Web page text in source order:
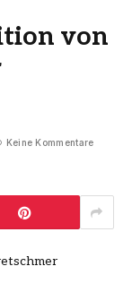
von
Keine Kommentare